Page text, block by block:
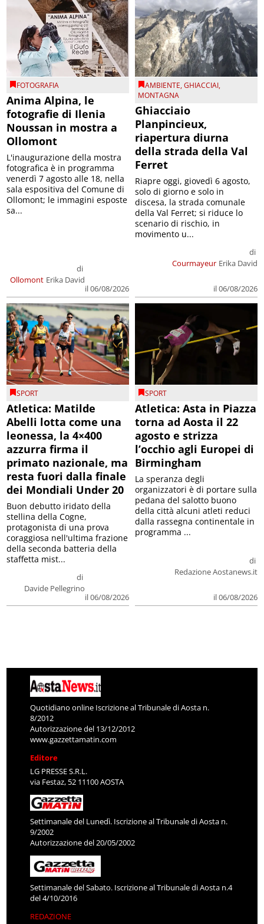
FOTOGRAFIA
Anima Alpina, le
fotografie di Ilenia
Noussan in mostra a
Ollomont
Ollomont
di
Erika David
il 06/08/2026
L'inaugurazione della mostra
fotografica è in programma
venerdì 7 agosto alle 18, nella
sala espositiva del Comune di
Ollomont; le immagini esposte
sa...
AMBIENTE,GHIACCIAI,
MONTAGNA
Ghiacciaio
Planpincieux,
riapertura diurna
della strada della Val
Ferret
Courmayeur
di
Erika David
il 06/08/2026
Riapre oggi, giovedì 6 agosto,
solo di giorno e solo in
discesa, la strada comunale
della Val Ferret; si riduce lo
scenario di rischio, in
movimento u...
SPORT
Atletica: Matilde
Abelli lotta come una
leonessa, la 4×400
azzurra firma il
primato nazionale, ma
resta fuori dalla finale
dei Mondiali Under 20
di
Davide Pellegrino
il 06/08/2026
Buon debutto iridato della
stellina della Cogne,
protagonista di una prova
coraggiosa nell'ultima frazione
della seconda batteria della
staffetta mist...
SPORT
Atletica: Asta in Piazza
torna ad Aosta il 22
agosto e strizza
l’occhio agli Europei di
Birmingham
di
Redazione Aostanews.it
il 06/08/2026
La speranza degli
organizzatori è di portare sulla
pedana del salotto buono
della città alcuni atleti reduci
dalla rassegna continentale in
programma ...
Quotidiano online Iscrizione al Tribunale di Aosta n.
8/2012
Autorizzazione del 13/12/2012
www.gazzettamatin.com
Editore
LG PRESSE S.R.L.
via Festaz, 52 11100 AOSTA
Settimanale del Lunedì. Iscrizione al Tribunale di Aosta n.
9/2002
Autorizzazione del 20/05/2002
Settimanale del Sabato. Iscrizione al Tribunale di Aosta n.4
del 4/10/2016
REDAZIONE